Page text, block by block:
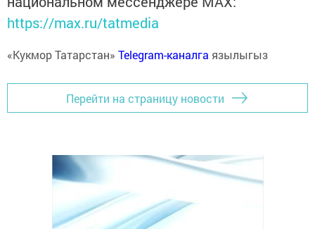
https://max.ru/tatmedia
«Кукмор Татарстан» Telegram-каналга язылыгыз
Перейти на страницу новости